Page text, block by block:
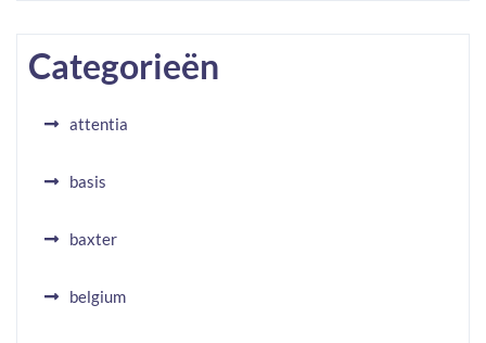
Categorieën
attentia
basis
baxter
belgium